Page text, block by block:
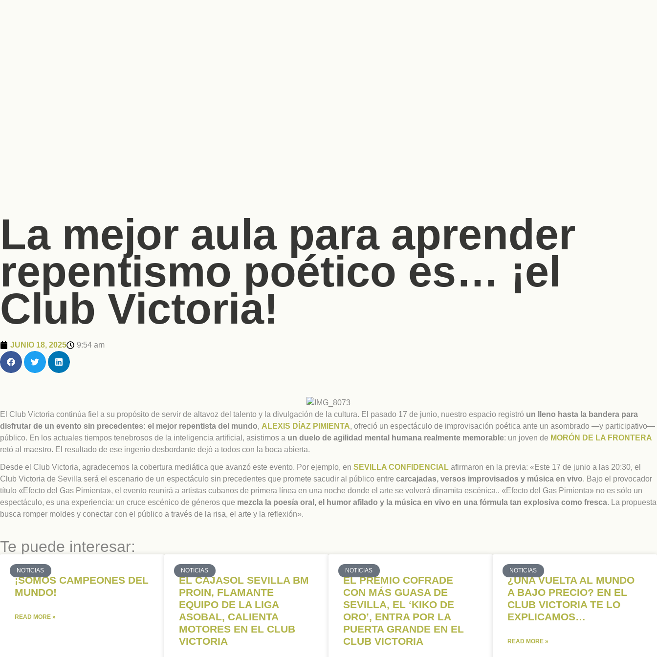
La mejor aula para aprender
repentismo poético es… ¡el
Club Victoria!
JUNIO 18, 2025 9:54 am
El Club Victoria continúa fiel a su propósito de servir de altavoz del talento y la divulgación de la cultura. El pasado 17 de junio, nuestro espacio registró un lleno hasta la bandera para
disfrutar de un evento sin precedentes: el mejor repentista del mundo, ALEXIS DÍAZ PIMIENTA, ofreció un espectáculo de improvisación poética ante un asombrado —y participativo—
público. En los actuales tiempos tenebrosos de la inteligencia artificial, asistimos a un duelo de agilidad mental humana realmente memorable: un joven de MORÓN DE LA FRONTERA
retó al maestro. El resultado de ese ingenio desbordante dejó a todos con la boca abierta.
Desde el Club Victoria, agradecemos la cobertura mediática que avanzó este evento. Por ejemplo, en SEVILLA CONFIDENCIAL afirmaron en la previa: «Este 17 de junio a las 20:30, el
Club Victoria de Sevilla será el escenario de un espectáculo sin precedentes que promete sacudir al público entre carcajadas, versos improvisados y música en vivo. Bajo el provocador
título «Efecto del Gas Pimienta», el evento reunirá a artistas cubanos de primera línea en una noche donde el arte se volverá dinamita escénica.. «Efecto del Gas Pimienta» no es sólo un
espectáculo, es una experiencia: un cruce escénico de géneros que mezcla la poesía oral, el humor afilado y la música en vivo en una fórmula tan explosiva como fresca. La propuesta
busca romper moldes y conectar con el público a través de la risa, el arte y la reflexión».
Te puede interesar:
NOTICIAS
¡SOMOS CAMPEONES DEL
MUNDO!
READ MORE »
NOTICIAS
EL CAJASOL SEVILLA BM
PROIN, FLAMANTE
EQUIPO DE LA LIGA
ASOBAL, CALIENTA
MOTORES EN EL CLUB
VICTORIA
NOTICIAS
EL PREMIO COFRADE
CON MÁS GUASA DE
SEVILLA, EL ‘KIKO DE
ORO’, ENTRA POR LA
PUERTA GRANDE EN EL
CLUB VICTORIA
NOTICIAS
¿UNA VUELTA AL MUNDO
A BAJO PRECIO? EN EL
CLUB VICTORIA TE LO
EXPLICAMOS…
READ MORE »